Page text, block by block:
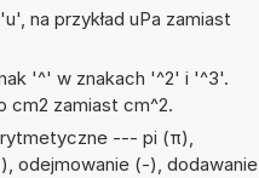
na przykład uPa zamiast
'^' w znakach '^2' i '^3'.
cm2 zamiast cm^2.
--- pi (π),
odejmowanie (-), dodawanie